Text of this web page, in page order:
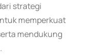
strategi
memperkuat
mendukung